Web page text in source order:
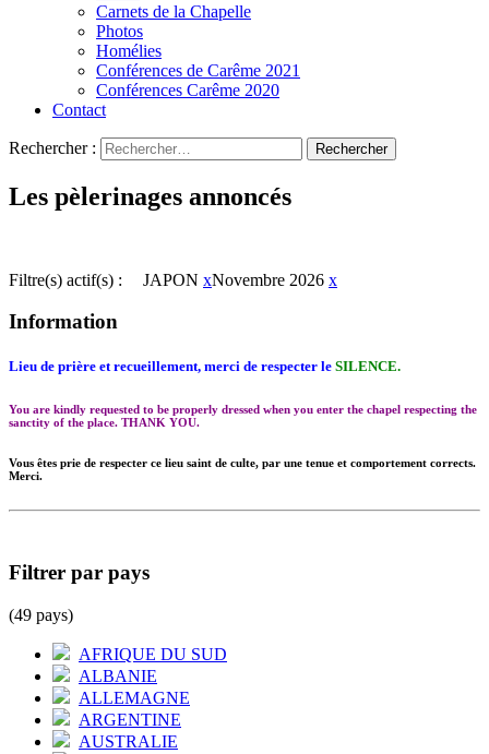
Carnets de la Chapelle
Photos
Homélies
Conférences de Carême 2021
Conférences Carême 2020
Contact
Rechercher :
Les pèlerinages annoncés
Filtre(s) actif(s) : JAPON xNovembre 2026 x
Information
Lieu de prière et recueillement, merci de respecter le SILENCE.
You are kindly requested to be properly dressed when you enter the chapel respecting the
sanctity of the place. THANK YOU.
Vous êtes prie de respecter ce lieu saint de culte, par une tenue et comportement corrects.
Merci.
Filtrer par pays
(49 pays)
AFRIQUE DU SUD
ALBANIE
ALLEMAGNE
ARGENTINE
AUSTRALIE